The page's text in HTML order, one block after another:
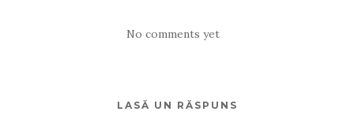
No comments yet
LASĂ UN RĂSPUNS